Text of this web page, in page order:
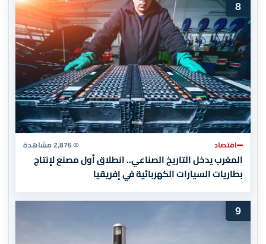
8
اقتصاد 2,876 مشاهدة
المغرب يدخل التاريخ الصناعي.. انطلاق أول مصنع لإنتاج
بطاريات السيارات الكهربائية في إفريقيا
9